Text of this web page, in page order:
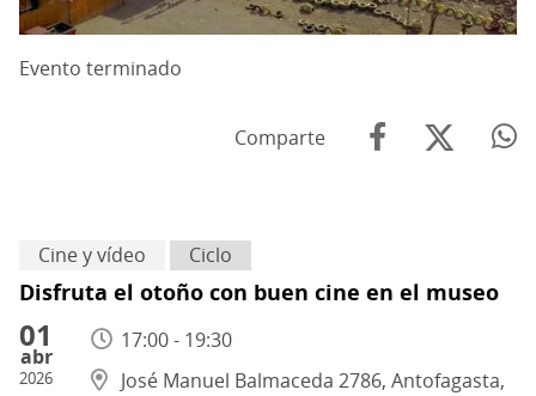
Evento terminado
Comparte
Cine y vídeo Ciclo
Disfruta el otoño con buen cine en el museo
01
abr
2026
17:00 - 19:30
José Manuel Balmaceda 2786, Antofagasta,